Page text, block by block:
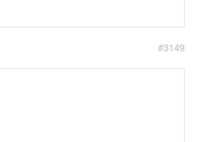
#3149